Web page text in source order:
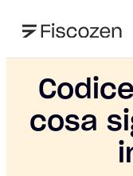
cosa